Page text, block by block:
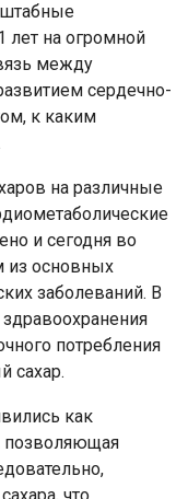
лет на огромной
между
сердечно-
к каким
на различные
и сегодня во
из основных
заболеваний. В
потребления
сахар.
как
позволяющая